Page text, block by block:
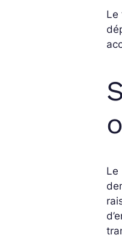
Le
Le